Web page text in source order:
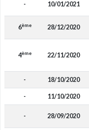
- 10/01/2021
6ème 28/12/2020
4ème 22/11/2020
-
18/10/2020
- 11/10/2020
- 28/09/2020